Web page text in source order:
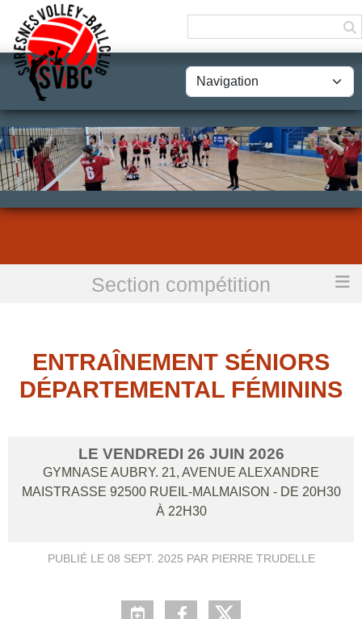
Section compétition
Entraînement Séniors Départemental Féminins
ENTRAÎNEMENT SÉNIORS
DÉPARTEMENTAL FÉMININS
LE VENDREDI 26 JUIN 2026
GYMNASE AUBRY. 21, AVENUE ALEXANDRE
MAISTRASSE 92500 RUEIL-MALMAISON - DE 20H30
À 22H30
PUBLIÉ LE 08 SEPT. 2025 PAR PIERRE TRUDELLE
Panneau de gestion des cookies